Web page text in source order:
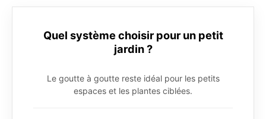
Quel système choisir pour un petit
jardin ?
Le goutte à goutte reste idéal pour les petits
espaces et les plantes ciblées.